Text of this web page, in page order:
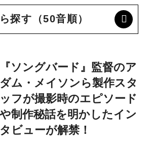
ッフが撮影時のエピソード
や制作秘話を明かしたイン
タビューが解禁！
M・N